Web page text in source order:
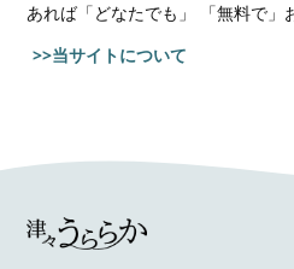
あれば「どなたでも」 「無料で」
>>当サイトについて